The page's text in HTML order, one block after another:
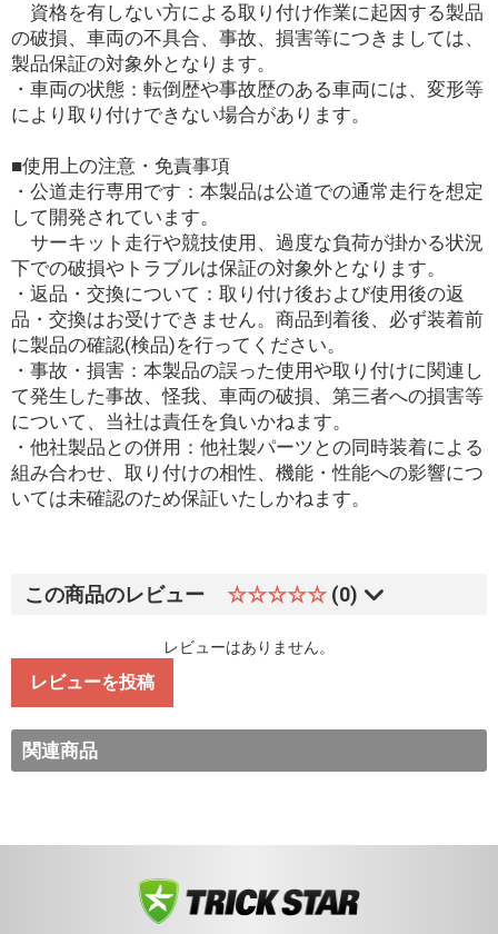
資格を有しない方による取り付け作業に起因する製品
の破損、車両の不具合、事故、損害等につきましては、
製品保証の対象外となります。
・車両の状態：転倒歴や事故歴のある車両には、変形等
により取り付けできない場合があります。
■使用上の注意・免責事項
・公道走行専用です：本製品は公道での通常走行を想定
して開発されています。
サーキット走行や競技使用、過度な負荷が掛かる状況
下での破損やトラブルは保証の対象外となります。
・返品・交換について：取り付け後および使用後の返
品・交換はお受けできません。商品到着後、必ず装着前
に製品の確認(検品)を行ってください。
・事故・損害：本製品の誤った使用や取り付けに関連し
て発生した事故、怪我、車両の破損、第三者への損害等
について、当社は責任を負いかねます。
・他社製品との併用：他社製パーツとの同時装着による
組み合わせ、取り付けの相性、機能・性能への影響につ
いては未確認のため保証いたしかねます。
この商品のレビュー ☆☆☆☆☆ (0)
レビューはありません。
レビューを投稿
関連商品